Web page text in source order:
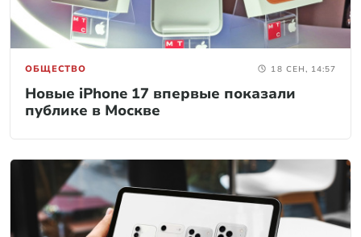
ОБЩЕСТВО 18 СЕН, 14:57
Новые iPhone 17 впервые показали
публике в Москве